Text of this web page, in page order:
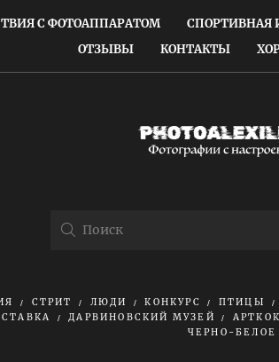
С ФОТОАППАРАТОМ СПОРТИВНАЯ
ОТЗЫВЫ
КОНТАКТЫ
СТРИТ ЛЮДИ КОНКУРС ПТИЦЫ
ДАРВИНОВСКИЙ МУЗЕЙ
ЧЕРНО-БЕЛОЕ